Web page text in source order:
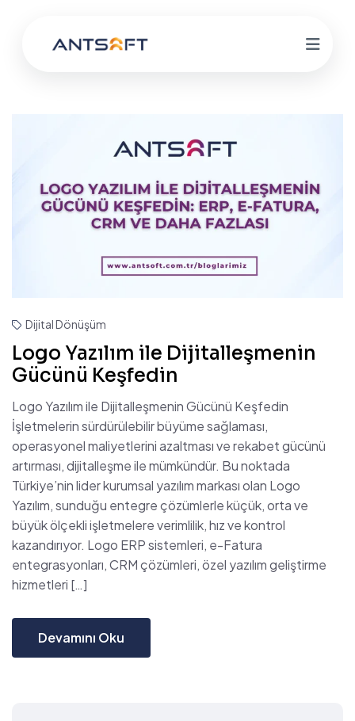
Dijital Dönüşüm
Logo Yazılım ile Dijitalleşmenin
Gücünü Keşfedin
Logo Yazılım ile Dijitalleşmenin Gücünü Keşfedin
İşletmelerin sürdürülebilir büyüme sağlaması,
operasyonel maliyetlerini azaltması ve rekabet gücünü
artırması, dijitalleşme ile mümkündür. Bu noktada
Türkiye’nin lider kurumsal yazılım markası olan Logo
Yazılım, sunduğu entegre çözümlerle küçük, orta ve
büyük ölçekli işletmelere verimlilik, hız ve kontrol
kazandırıyor. Logo ERP sistemleri, e-Fatura
entegrasyonları, CRM çözümleri, özel yazılım geliştirme
hizmetleri […]
Devamını Oku